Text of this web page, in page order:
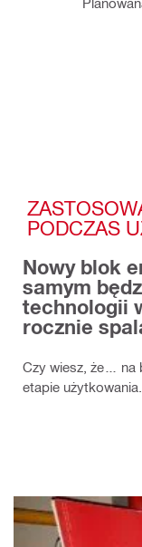
PODCZAS
Nowy blok
samym
technologii
rocznie
Czy wiesz, że… na
etapie użytkowania.